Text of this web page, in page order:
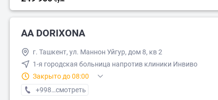
AA DORIXONA
г. Ташкент, ул. Маннон Уйгур, дом 8, кв 2
1-я городская больница напротив клиники Инвиво
Закрыто до 08:00
+998 (95) XXX-XX-XX
смотреть